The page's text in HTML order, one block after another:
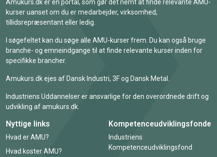
Amukurs.dk er en portal, som gør det nemt at finde relevante AMU-
kurser uanset om du er medarbejder, virksomhed,
tillidsrepræsentant eller ledig.
I søgefeltet kan du søge alle AMU-kurser frem. Du kan også bruge
branche- og emneindgange til at finde relevante kurser inden for
specifikke brancher.
Amukurs.dk ejes af Dansk Industri, 3F og Dansk Metal.
Industriens Uddannelser er ansvarlige for den overordnede drift og
udvikling af amukurs.dk.
Nyttige links
Hvad er AMU?
Hvad koster AMU?
Kompetenceudviklingsfonde
Industriens
Kompetenceudviklingsfond